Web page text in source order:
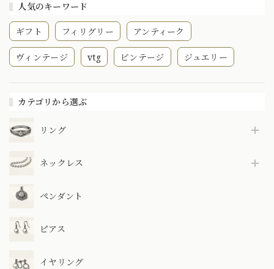
人気のキーワード
ギフト フィリグリー アンティーク
ヴィンテージ vtg ビンテージ ジュエリー
カテゴリから選ぶ
リング
ネックレス
ペンダント
ピアス
イヤリング